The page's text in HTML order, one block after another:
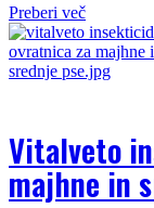
Preberi več
Vitalveto
majhne in